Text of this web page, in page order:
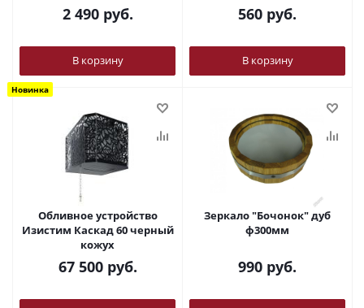
2 490руб.
В корзину
560 руб.
В корзину
Новинка
Обливное устройство
Изистим Каскад 60 черный
кожух
67 500руб.
Зеркало "Бочонок" дуб
ф300мм
990 руб.